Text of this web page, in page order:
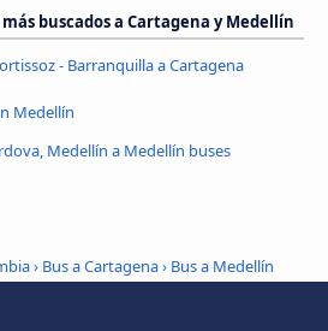
buscados a Cartagena y Medellín
- Barranquilla a Cartagena
Medellín
Medellín a Medellín buses
› Bus a Cartagena› Bus a Medellín